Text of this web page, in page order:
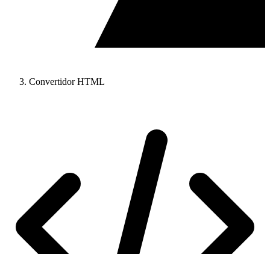
Convertidor HTML